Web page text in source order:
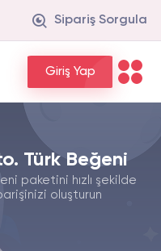
Sipariş Sorgula
Giriş Yap
Türk Beğeni
paketini hızlı şekilde
oluşturun